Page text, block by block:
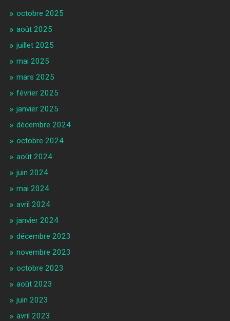
octobre 2025
août 2025
juillet 2025
mai 2025
mars 2025
février 2025
janvier 2025
décembre 2024
octobre 2024
août 2024
juin 2024
mai 2024
avril 2024
janvier 2024
décembre 2023
novembre 2023
octobre 2023
août 2023
juin 2023
avril 2023